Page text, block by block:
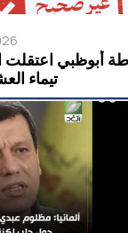
أبوظبي اعتقلت
تيماء